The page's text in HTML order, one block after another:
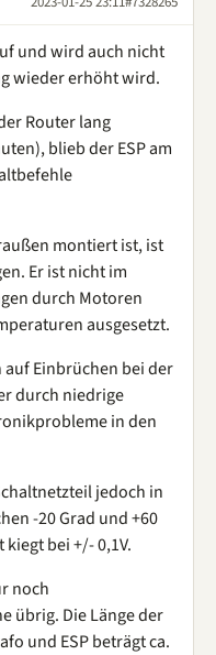
und wird auch nicht
wieder erhöht wird.
Router lang
blieb der ESP am
montiert ist, ist
Er ist nicht im
durch Motoren
ausgesetzt.
Einbrüchen bei der
durch niedrige
in den
jedoch in
-20 Grad und +60
bei +/- 0,1V.
noch
übrig. Die Länge der
und ESP beträgt ca.